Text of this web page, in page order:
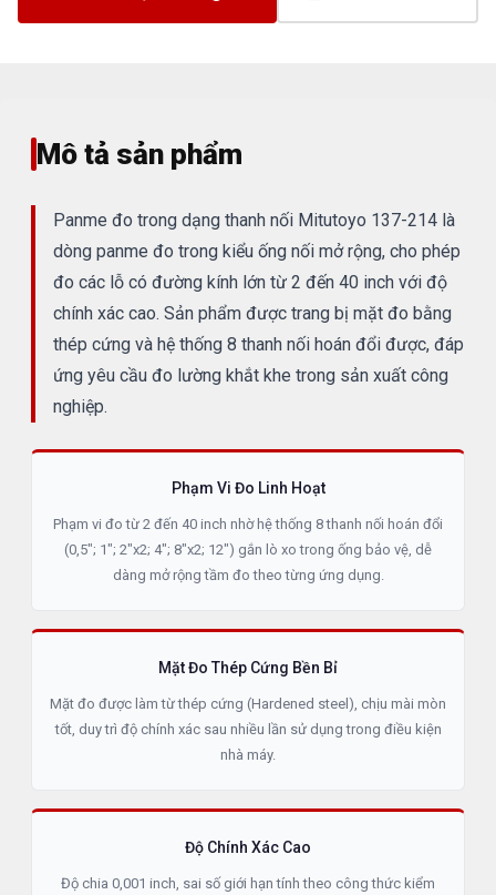
Mô tả sản phẩm
Panme đo trong dạng thanh nối Mitutoyo 137-214 là
dòng panme đo trong kiểu ống nối mở rộng, cho phép
đo các lỗ có đường kính lớn từ 2 đến 40 inch với độ
chính xác cao. Sản phẩm được trang bị mặt đo bằng
thép cứng và hệ thống 8 thanh nối hoán đổi được, đáp
ứng yêu cầu đo lường khắt khe trong sản xuất công
nghiệp.
Phạm Vi Đo Linh Hoạt
Phạm vi đo từ 2 đến 40 inch nhờ hệ thống 8 thanh nối hoán đổi
(0,5"; 1"; 2"x2; 4"; 8"x2; 12") gắn lò xo trong ống bảo vệ, dễ
dàng mở rộng tầm đo theo từng ứng dụng.
Mặt Đo Thép Cứng Bền Bỉ
Mặt đo được làm từ thép cứng (Hardened steel), chịu mài mòn
tốt, duy trì độ chính xác sau nhiều lần sử dụng trong điều kiện
nhà máy.
Độ Chính Xác Cao
Độ chia 0,001 inch, sai số giới hạn tính theo công thức kiểm